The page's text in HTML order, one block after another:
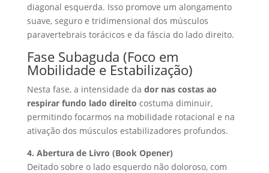
diagonal esquerda. Isso promove um alongamento
suave, seguro e tridimensional dos músculos
paravertebrais torácicos e da fáscia do lado direito.
Fase Subaguda (Foco em
Mobilidade e Estabilização)
Nesta fase, a intensidade da dor nas costas ao
respirar fundo lado direito costuma diminuir,
permitindo focarmos na mobilidade rotacional e na
ativação dos músculos estabilizadores profundos.
4. Abertura de Livro (Book Opener)
Deitado sobre o lado esquerdo não doloroso, com